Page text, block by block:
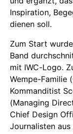
Inspiration,
dienen soll.
Zum Start
Band
mit IWC-Logo.
Wempe-Familie
Kommanditist
(Managing
Chief Design
Journalisten